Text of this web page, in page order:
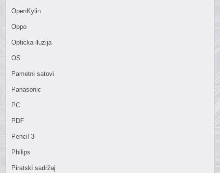
OpenKylin
Oppo
Opticka iluzija
OS
Pametni satovi
Panasonic
PC
PDF
Pencil 3
Philips
Piratski sadržaj